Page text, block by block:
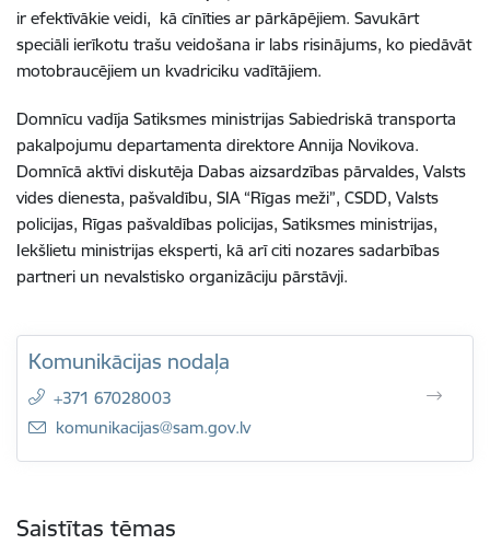
ir efektīvākie veidi, kā cīnīties ar pārkāpējiem. Savukārt
speciāli ierīkotu trašu veidošana ir labs risinājums, ko piedāvāt
motobraucējiem un kvadriciku vadītājiem.
Domnīcu vadīja Satiksmes ministrijas Sabiedriskā transporta
pakalpojumu departamenta direktore Annija Novikova.
Domnīcā aktīvi diskutēja Dabas aizsardzības pārvaldes, Valsts
vides dienesta, pašvaldību, SIA “Rīgas meži”, CSDD, Valsts
policijas, Rīgas pašvaldības policijas, Satiksmes ministrijas,
Iekšlietu ministrijas eksperti, kā arī citi nozares sadarbības
partneri un nevalstisko organizāciju pārstāvji.
Komunikācijas nodaļa
+371 67028003
E-pasts:
komunikacijas@sam.gov.lv
Saistītas tēmas